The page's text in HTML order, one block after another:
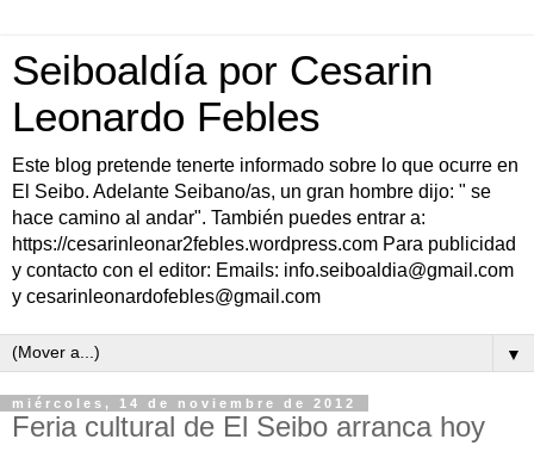
Seiboaldía por Cesarin
Leonardo Febles
Este blog pretende tenerte informado sobre lo que ocurre en
El Seibo. Adelante Seibano/as, un gran hombre dijo: " se
hace camino al andar". También puedes entrar a:
https://cesarinleonar2febles.wordpress.com Para publicidad
y contacto con el editor: Emails: info.seiboaldia@gmail.com
y cesarinleonardofebles@gmail.com
▼
miércoles, 14 de noviembre de 2012
Feria cultural de El Seibo arranca hoy